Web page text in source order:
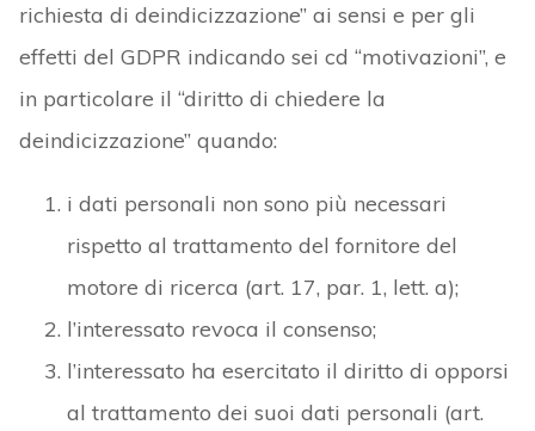
richiesta di deindicizzazione” ai sensi e per gli
effetti del GDPR indicando sei cd “motivazioni”, e
in particolare il “diritto di chiedere la
deindicizzazione” quando:
i dati personali non sono più necessari
rispetto al trattamento del fornitore del
motore di ricerca (art. 17, par. 1, lett. a);
l’interessato revoca il consenso;
l’interessato ha esercitato il diritto di opporsi
al trattamento dei suoi dati personali (art.